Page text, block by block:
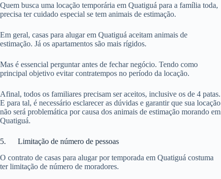
Quem busca uma locação temporária em Quatiguá para a família toda,
precisa ter cuidado especial se tem animais de estimação.
Em geral, casas para alugar em Quatiguá aceitam animais de
estimação. Já os apartamentos são mais rígidos.
Mas é essencial perguntar antes de fechar negócio. Tendo como
principal objetivo evitar contratempos no período da locação.
Afinal, todos os familiares precisam ser aceitos, inclusive os de 4 patas.
E para tal, é necessário esclarecer as dúvidas e garantir que sua locação
não será problemática por causa dos animais de estimação morando em
Quatiguá.
5. Limitação de número de pessoas
O contrato de casas para alugar por temporada em Quatiguá costuma
ter limitação de número de moradores.